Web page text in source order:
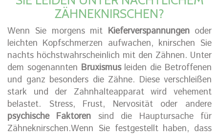
ZÄHNEKNIRSCHEN?
Wenn Sie morgens mit Kieferverspannungenoder
leichten Kopfschmerzen aufwachen, knirschen Sie
nachts höchstwahrscheinlich mit den Zähnen. Unter
dem sogenannten Bruxismusleiden die Betroffenen
und ganz besonders die Zähne. Diese verschleißen
stark und der Zahnhalteapparat wird vehement
belastet. Stress, Frust, Nervosität oder andere
psychische Faktoren sind die Hauptursache für
Zähneknirschen.Wenn Sie festgestellt haben, dass